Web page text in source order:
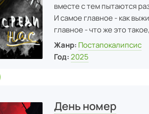
вместе с тем пытаются
И самое главное - как
главное - что же это
Жанр: Постапокалипсис
Год: 2025
День номер